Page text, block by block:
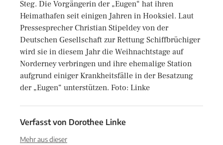
Steg. Die Vorgängerin der „Eugen“ hat ihren
Heimathafen seit einigen Jahren in Hooksiel. Laut
Pressesprecher Christian Stipeldey von der
Deutschen Gesellschaft zur Rettung Schiffbrüchiger
wird sie in diesem Jahr die Weihnachtstage auf
Norderney verbringen und ihre ehemalige Station
aufgrund einiger Krankheitsfälle in der Besatzung
der „Eugen“ unterstützen. Foto: Linke
Verfasst von Dorothee Linke
Mehr aus dieser